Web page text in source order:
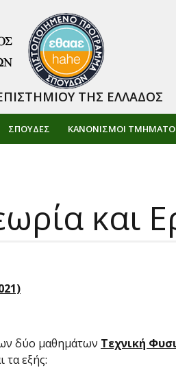
ΣΠΟΥΔΕΣ ΚΑΝΟΝΙΣΜΟΙ
ΤΗΣ ΕΛΛΑΔΟΣ
και
δύο μαθημάτων Τεχνική
τα εξής: